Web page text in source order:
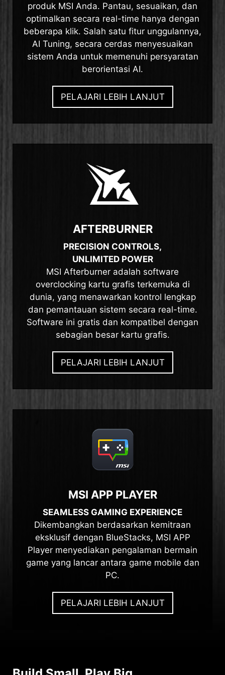
produk MSI Anda. Pantau, sesuaikan, dan
optimalkan secara real-time hanya dengan
beberapa klik. Salah satu fitur unggulannya,
AI Tuning, secara cerdas menyesuaikan
sistem Anda untuk memenuhi persyaratan
berorientasi AI.
PELAJARI LEBIH LANJUT
AFTERBURNER
PRECISION CONTROLS,
UNLIMITED POWER
MSI Afterburner adalah software
overclocking kartu grafis terkemuka di
dunia, yang menawarkan kontrol lengkap
dan pemantauan sistem secara real-time.
Software ini gratis dan kompatibel dengan
sebagian besar kartu grafis.
PELAJARI LEBIH LANJUT
MSI APP PLAYER
SEAMLESS GAMING EXPERIENCE
Dikembangkan berdasarkan kemitraan
eksklusif dengan BlueStacks, MSI APP
Player menyediakan pengalaman bermain
game yang lancar antara game mobile dan
PC.
PELAJARI LEBIH LANJUT